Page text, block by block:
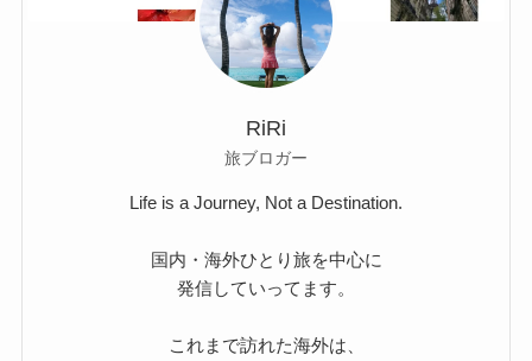
RiRi
旅ブロガー
Life is a Journey, Not a Destination.
国内・海外ひとり旅を中心に
発信していってます。
これまで訪れた海外は、